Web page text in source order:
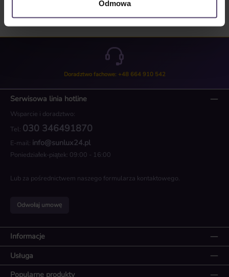
Odmowa
Doradztwo fachowe: +48 664 910 542
Serwisowa linia hotline
Wsparcie i doradztwo:
Tel: 030 346491870
E-mail: info@sunlux24.pl
Poniedziałek-piątek: 09:00 - 16:00
Lub za pośrednictwem naszego formularza kontaktowego.
Odwołaj umowę
Informacje
Usługa
Popularne produkty